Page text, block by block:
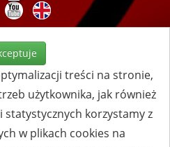
treści na stronie,
użytkownika, jak również
korzystamy z
w plikach cookies na